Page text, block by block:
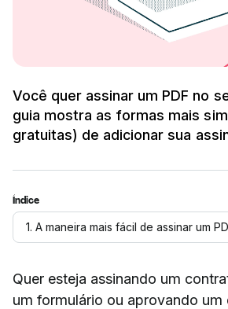
Você quer assinar um PDF no
guia mostra as formas mais
gratuitas) de adicionar sua
Índice
Quer esteja assinando um
um formulário ou aprovando um